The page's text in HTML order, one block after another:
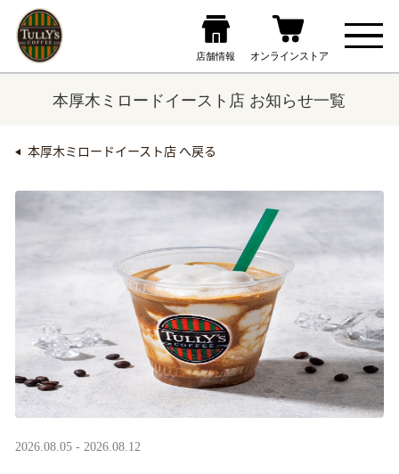
本厚木ミロードイースト店 お知らせ一覧
本厚木ミロードイースト店 へ戻る
2026.08.05 - 2026.08.12